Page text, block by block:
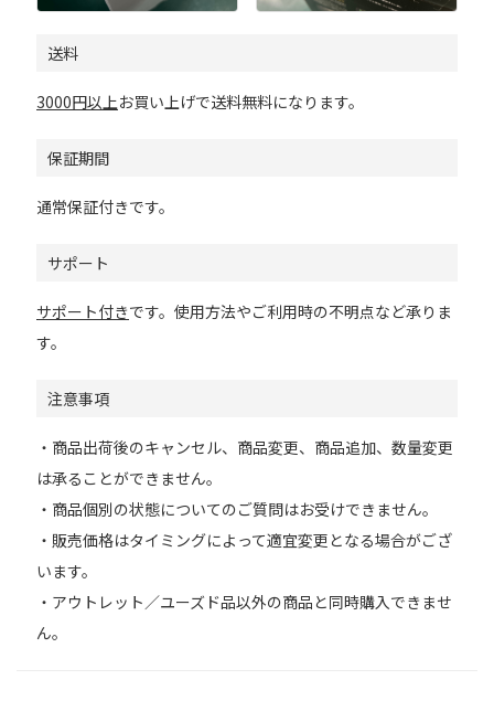
送料
3000円以上お買い上げで送料無料になります。
保証期間
通常保証付きです。
サポート
サポート付きです。使用方法やご利用時の不明点など承りま
す。
注意事項
・商品出荷後のキャンセル、商品変更、商品追加、数量変更
は承ることができません。
・商品個別の状態についてのご質問はお受けできません。
・販売価格はタイミングによって適宜変更となる場合がござ
います。
・アウトレット／ユーズド品以外の商品と同時購入できませ
ん。